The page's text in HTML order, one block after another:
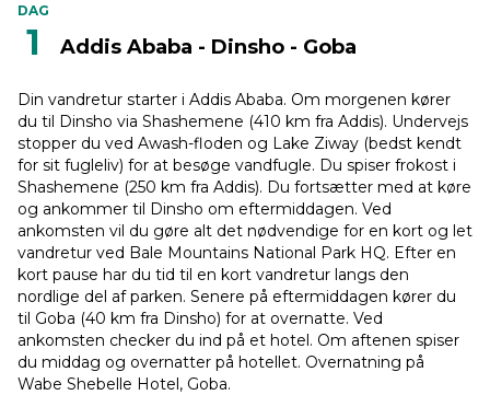
DAG
1 Addis Ababa - Dinsho - Goba
Din vandretur starter i Addis Ababa. Om morgenen kører
du til Dinsho via Shashemene (410 km fra Addis). Undervejs
stopper du ved Awash-floden og Lake Ziway (bedst kendt
for sit fugleliv) for at besøge vandfugle. Du spiser frokost i
Shashemene (250 km fra Addis). Du fortsætter med at køre
og ankommer til Dinsho om eftermiddagen. Ved
ankomsten vil du gøre alt det nødvendige for en kort og let
vandretur ved Bale Mountains National Park HQ. Efter en
kort pause har du tid til en kort vandretur langs den
nordlige del af parken. Senere på eftermiddagen kører du
til Goba (40 km fra Dinsho) for at overnatte. Ved
ankomsten checker du ind på et hotel. Om aftenen spiser
du middag og overnatter på hotellet. Overnatning på
Wabe Shebelle Hotel, Goba.